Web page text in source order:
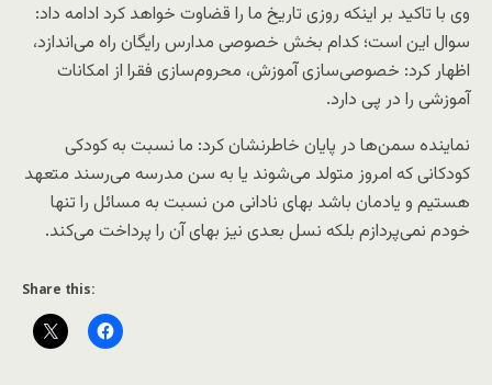
وی با تاکید بر اینکه روزی تاریخ ما را قضاوت خواهد کرد ادامه داد:
سوال این است؛ کدام بخش خصوصی مدارس رایگان راه می‌اندازد،
اظهار کرد: خصوصی‌سازی آموزش، محروم‌سازی فقرا از امکانات
آموزشی را در پی دارد.
نماینده سمن‌ها در پایان خاطرنشان کرد: ما نسبت به کودکی
کودکانی که امروز متولد می‌شوند یا به سن مدرسه می‌رسند متعهد
هستیم و یادمان باشد بهای نادانی من نسبت به مسائل را تنها
خودم نمی‌پردازم بلکه نسل بعدی نیز بهای آن را پرداخت می‌کند.
Share this: